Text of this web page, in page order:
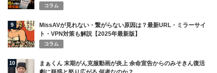
コラム
9
MissAVが見れない・繋がらない原因は？最新URL・ミラーサイ
ト・VPN対策も解説【2025年最新版】
コラム
10
まぁくん 末期がん克服動画が炎上 余命宣告からのみそきん復活